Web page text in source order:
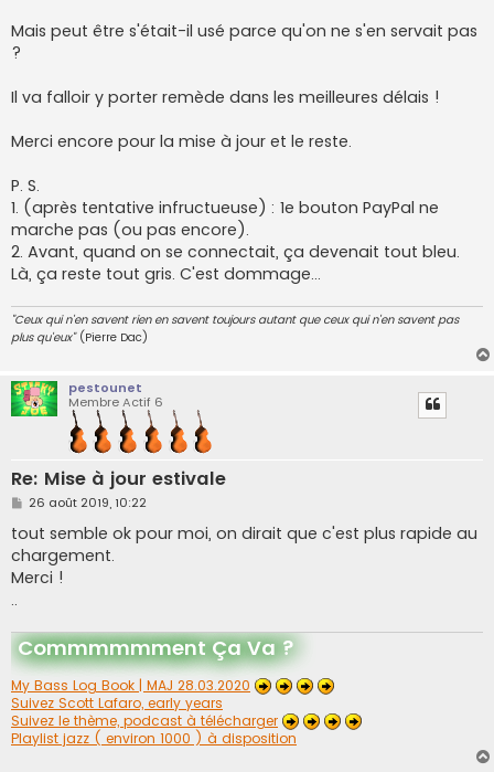
Mais peut être s'était-il usé parce qu'on ne s'en servait pas
?
Il va falloir y porter remède dans les meilleures délais !
Merci encore pour la mise à jour et le reste.
P. S.
1. (après tentative infructueuse) : 1e bouton PayPal ne
marche pas (ou pas encore).
2. Avant, quand on se connectait, ça devenait tout bleu.
Là, ça reste tout gris. C'est dommage...
"Ceux qui n'en savent rien en savent toujours autant que ceux qui n'en savent pas
plus qu'eux"(Pierre Dac)
pestounet
Membre Actif 6
Re: Mise à jour estivale
M
s
s
a
g
e
26 août 2019, 10:22
tout semble ok pour moi, on dirait que c'est plus rapide au
chargement.
Merci !
..
Commmmmment Ça Va ?
My Bass Log Book | MAJ 28.03.2020
Suivez Scott Lafaro, early years
Suivez le thème, podcast à télécharger
Playlist jazz ( environ 1000 ) à disposition